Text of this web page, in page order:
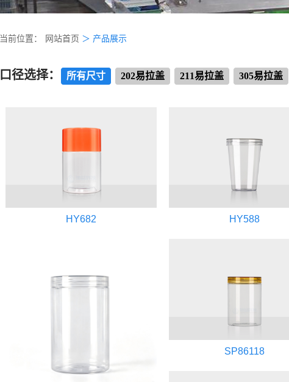
当前位置： 网站首页 ＞ 产品展示
口径选择： 所有尺寸 202易拉盖 211易拉盖 305易拉盖
HY682 HY588
SP86118